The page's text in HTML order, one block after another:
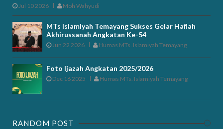
Jul 10 2026 Moh Wahyudi
MTs Islamiyah Temayang Sukses Gelar Haflah
Akhirussanah Angkatan Ke-54
Jun 22 2026 Humas MTs. Islamiyah Temayang
Foto Ijazah Angkatan 2025/2026
Dec 16 2025 Humas MTs. Islamiyah Temayang
RANDOM POST